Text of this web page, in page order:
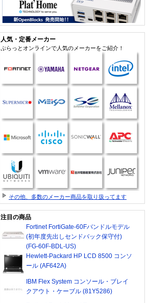
人気・定番メーカー
ぷらっとオンラインで人気のメーカーをご紹介！
その他、多数のメーカー商品を取り扱ってます
注目の商品
Fortinet FortiGate-60Fバンドルモデル
(初年度先出しセンドバック保守付)
(FG-60F-BDL-US)
Hewlett-Packard HP LCD 8500 コンソ
ール (AF642A)
IBM Flex System コンソール・ブレイ
クアウト・ケーブル (81Y5286)